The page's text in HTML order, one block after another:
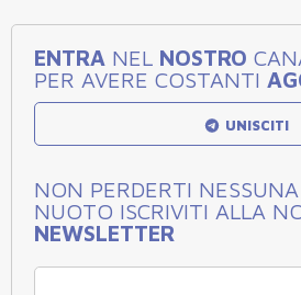
ENTRA NEL NOSTRO
PER AVERE COSTANTI
UNISCITI
NON PERDERTI
NUOTO ISCRIVITI ALLA
NEWSLETTER